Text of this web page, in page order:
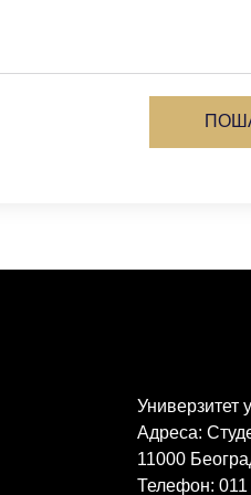
Универзитет
Адреса:
11000
Телефон: